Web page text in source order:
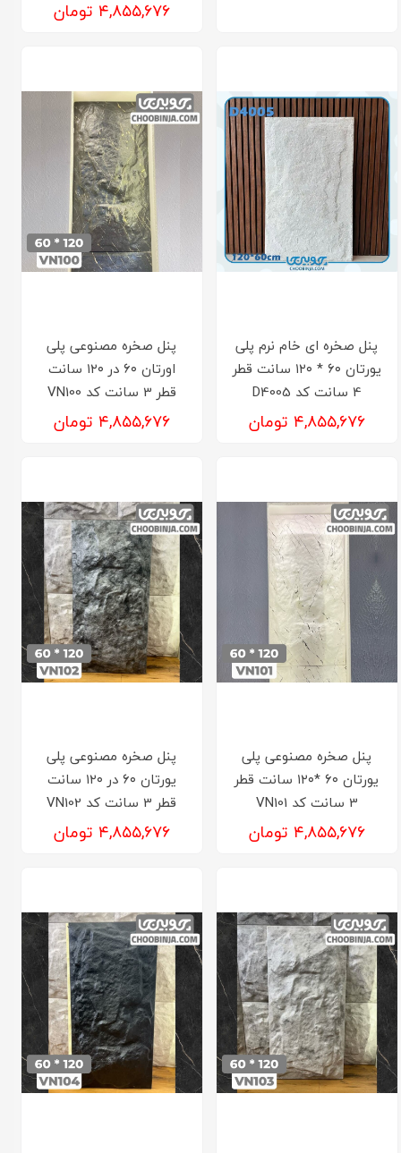
۴,۸۵۵,۶۷۶ تومان
پنل صخره ای خام نرم پلی
یورتان ۶۰ * ۱۲۰ سانت قطر
4 سانت کد D4005
۴,۸۵۵,۶۷۶ تومان
پنل صخره مصنوعی پلی
اورتان ۶۰ در ۱۲۰ سانت
قطر 3 سانت کد VN100
۴,۸۵۵,۶۷۶ تومان
پنل صخره مصنوعی پلی
یورتان ۶۰ *۱۲۰ سانت قطر
3 سانت کد VN101
۴,۸۵۵,۶۷۶ تومان
پنل صخره مصنوعی پلی
یورتان ۶۰ در ۱۲۰ سانت
قطر 3 سانت کد VN102
۴,۸۵۵,۶۷۶ تومان